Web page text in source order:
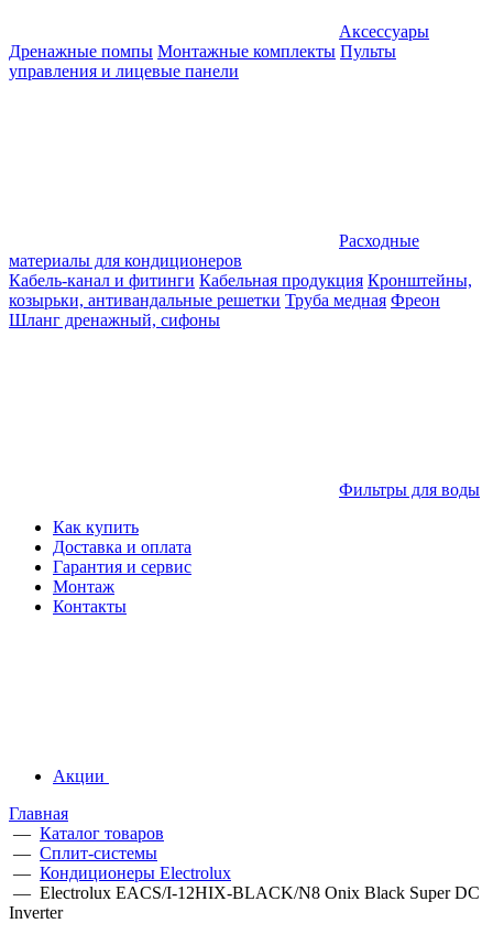
Аксессуары
Дренажные помпы Монтажные комплекты Пульты
управления и лицевые панели
Расходные
материалы для кондиционеров
Кабель-канал и фитинги Кабельная продукция Кронштейны,
козырьки, антивандальные решетки Труба медная Фреон
Шланг дренажный, сифоны
Фильтры для воды
Как купить
Доставка и оплата
Гарантия и сервис
Монтаж
Контакты
Акции
Главная
— Каталог товаров
— Сплит-системы
— Кондиционеры Electrolux
— Electrolux EACS/I-12HIX-BLACK/N8 Onix Black Super DC
Inverter